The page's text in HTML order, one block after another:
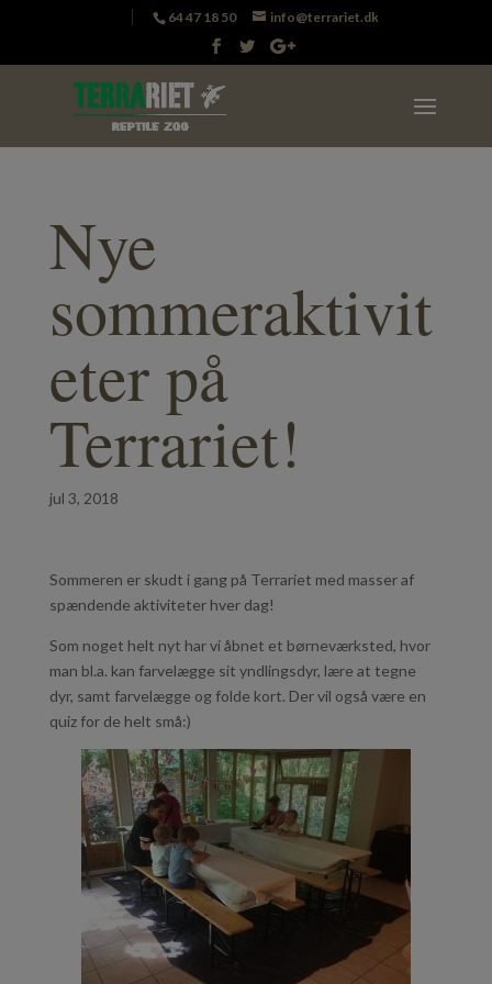
64 47 18 50 info@terrariet.dk
Nye
sommeraktivit
eter på
Terrariet!
jul 3, 2018
Sommeren er skudt i gang på Terrariet med masser af
spændende aktiviteter hver dag!
Som noget helt nyt har vi åbnet et børneværksted, hvor
man bl.a. kan farvelægge sit yndlingsdyr, lære at tegne
dyr, samt farvelægge og folde kort. Der vil også være en
quiz for de helt små:)